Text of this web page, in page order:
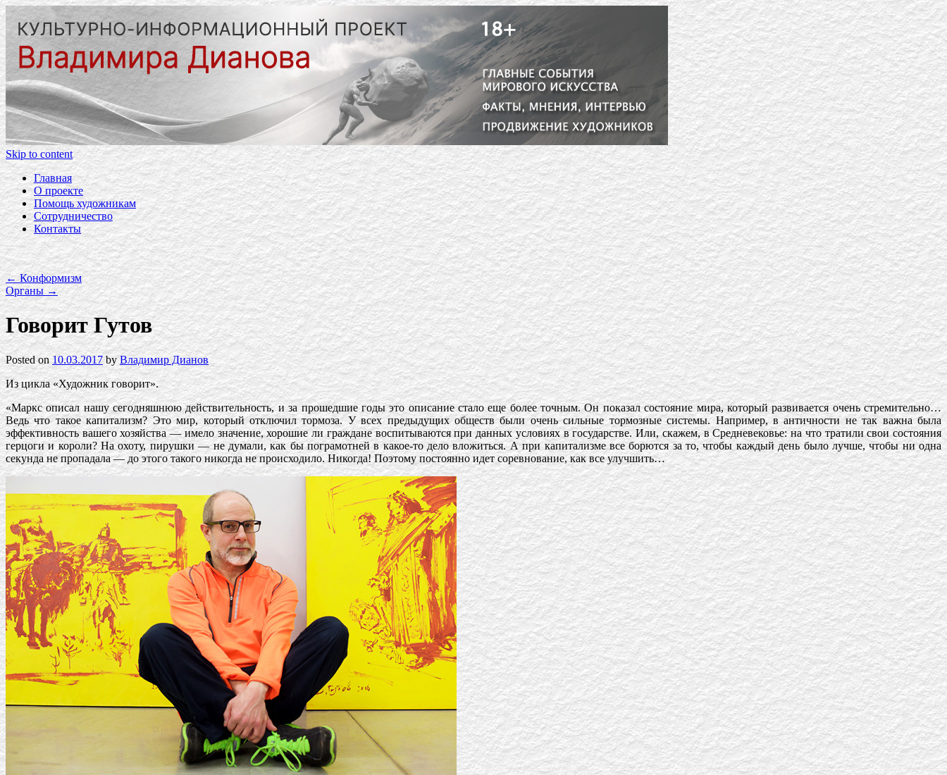
Skip to content
Главная
О проекте
Помощь художникам
Сотрудничество
Контакты
←Конформизм
Органы →
Говорит Гутов
Posted on 10.03.2017 by Владимир Дианов
Из цикла «Художник говорит».
«Маркс описал нашу сегодняшнюю действительность, и за прошедшие годы это описание стало еще более точным. Он показал состояние мира, который развивается очень стремительно…
Ведь что такое капитализм? Это мир, который отключил тормоза. У всех предыдущих обществ были очень сильные тормозные системы. Например, в античности не так важна была
эффективность вашего хозяйства — имело значение, хорошие ли граждане воспитываются при данных условиях в государстве. Или, скажем, в Средневековье: на что тратили свои состояния
герцоги и короли? На охоту, пирушки — не думали, как бы пограмотней в какое-то дело вложиться. А при капитализме все борются за то, чтобы каждый день было лучше, чтобы ни одна
секунда не пропадала — до этого такого никогда не происходило. Никогда! Поэтому постоянно идет соревнование, как все улучшить…